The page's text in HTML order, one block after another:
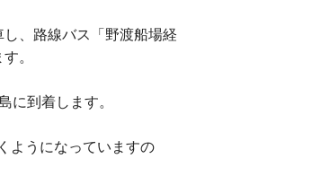
し、路線バス「野渡船場経
。
に到着します。
ようになっていますの